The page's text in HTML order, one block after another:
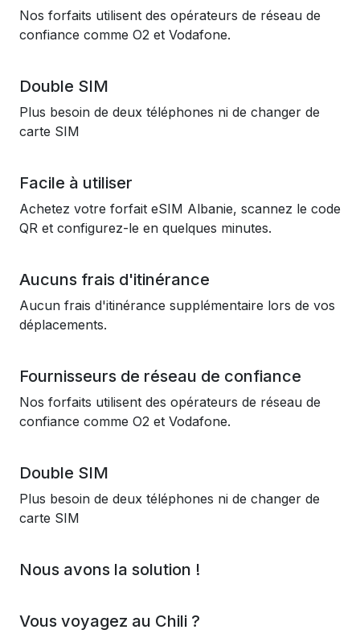
Nos forfaits utilisent des opérateurs de réseau de
confiance comme O2 et Vodafone.
Double SIM
Plus besoin de deux téléphones ni de changer de
carte SIM
Facile à utiliser
Achetez votre forfait eSIM Albanie, scannez le code
QR et configurez-le en quelques minutes.
Aucuns frais d'itinérance
Aucun frais d'itinérance supplémentaire lors de vos
déplacements.
Fournisseurs de réseau de confiance
Nos forfaits utilisent des opérateurs de réseau de
confiance comme O2 et Vodafone.
Double SIM
Plus besoin de deux téléphones ni de changer de
carte SIM
Nous avons la solution !
Vous voyagez au Chili ?